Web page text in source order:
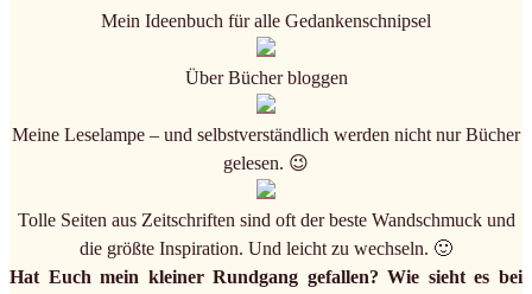
Mein Ideenbuch für alle Gedankenschnipsel
Über Bücher bloggen
Meine Leselampe – und selbstverständlich werden nicht nur Bücher
gelesen. 😉
Tolle Seiten aus Zeitschriften sind oft der beste Wandschmuck und
die größte Inspiration. Und leicht zu wechseln. 🙂
Hat Euch mein kleiner Rundgang gefallen? Wie sieht es bei